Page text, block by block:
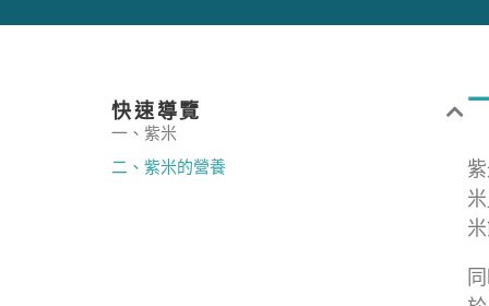
快速導覽
一、紫米
二、紫米的營養